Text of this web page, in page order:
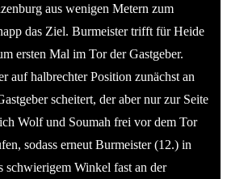
aus wenigen Metern zum
das Ziel. Burmeister trifft für Heide
ersten Mal im Tor der Gastgeber.
auf halbrechter Position zunächst an
scheitert, der aber nur zur Seite
Wolf und Soumah frei vor dem Tor
sodass erneut Burmeister (12.) in
schwierigem Winkel fast an der